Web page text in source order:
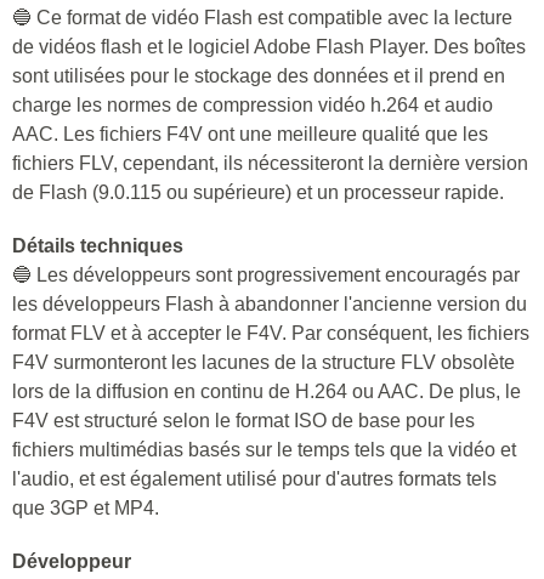
🔵 Ce format de vidéo Flash est compatible avec la lecture
de vidéos flash et le logiciel Adobe Flash Player. Des boîtes
sont utilisées pour le stockage des données et il prend en
charge les normes de compression vidéo h.264 et audio
AAC. Les fichiers F4V ont une meilleure qualité que les
fichiers FLV, cependant, ils nécessiteront la dernière version
de Flash (9.0.115 ou supérieure) et un processeur rapide.
Détails techniques
🔵 Les développeurs sont progressivement encouragés par
les développeurs Flash à abandonner l'ancienne version du
format FLV et à accepter le F4V. Par conséquent, les fichiers
F4V surmonteront les lacunes de la structure FLV obsolète
lors de la diffusion en continu de H.264 ou AAC. De plus, le
F4V est structuré selon le format ISO de base pour les
fichiers multimédias basés sur le temps tels que la vidéo et
l'audio, et est également utilisé pour d'autres formats tels
que 3GP et MP4.
Développeur